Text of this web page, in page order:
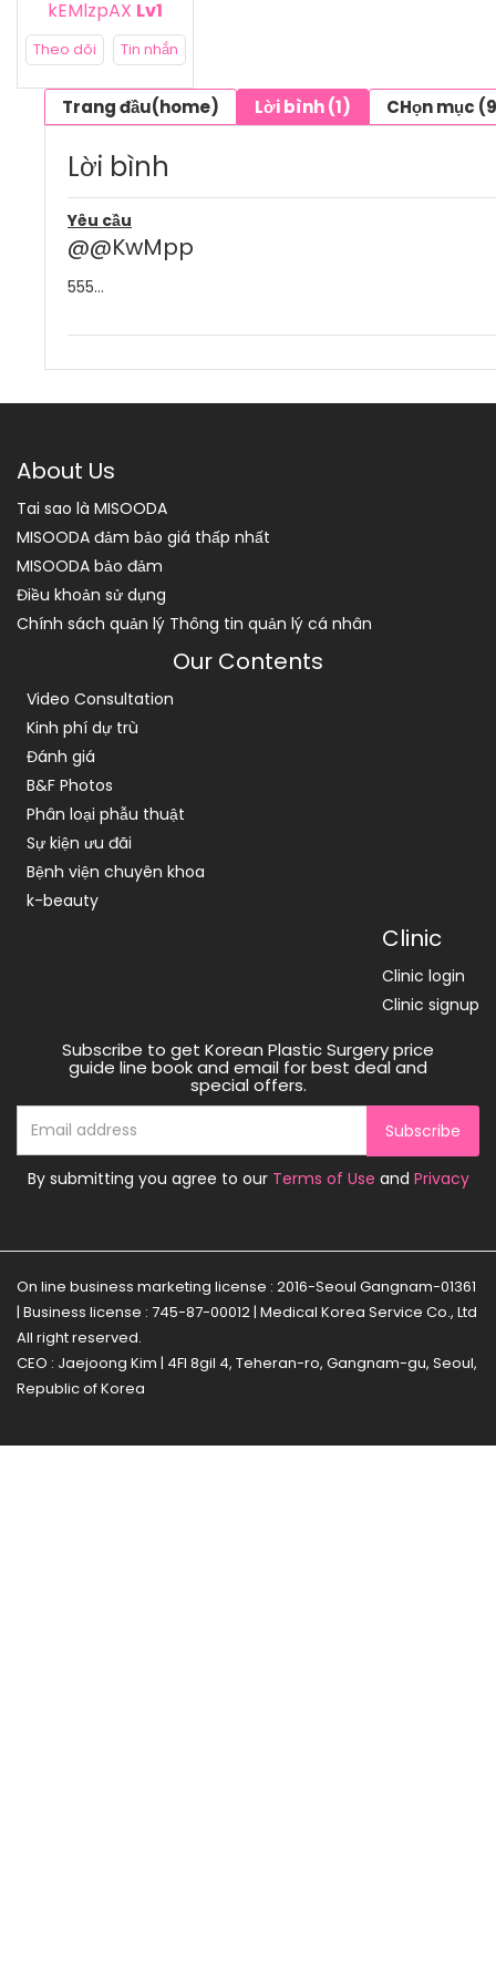
kEMlzpAX Lv1
Theo dõi Tin nhắn
Trang đầu(home) Lời bình (1) CHọn mục
Lời bình
Yêu cầu
@@KwMpp
555...
About Us
Tai sao là MISOODA
MISOODA đảm bảo giá thấp nhất
MISOODA bảo đảm
Điều khoản sử dụng
Chính sách quản lý Thông tin quản lý cá nhân
Our Contents
Video Consultation
Kinh phí dự trù
Đánh giá
B&F Photos
Phân loại phẫu thuật
Sự kiện ưu đãi
Bệnh viện chuyên khoa
k-beauty
Clinic
Clinic login
Clinic signup
Subscribe to get Korean Plastic Surgery price
guide line book and email for best deal and
special offers.
Subscribe
By submitting you agree to our Terms of Use and Privacy
On line business marketing license : 2016-Seoul Gangnam-01361
| Business license : 745-87-00012 | Medical Korea Service Co., Ltd
All right reserved.
CEO : Jaejoong Kim | 4Fl 8gil 4, Teheran-ro, Gangnam-gu, Seoul,
Republic of Korea